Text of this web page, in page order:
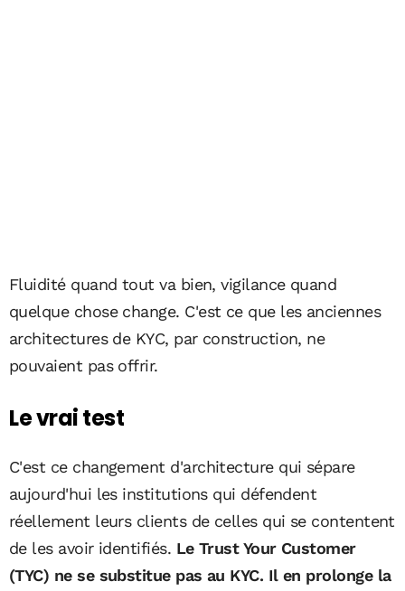
Fluidité quand tout va bien, vigilance quand
quelque chose change. C'est ce que les anciennes
architectures de KYC, par construction, ne
pouvaient pas offrir.
Le vrai test
C'est ce changement d'architecture qui sépare
aujourd'hui les institutions qui défendent
réellement leurs clients de celles qui se contentent
de les avoir identifiés. Le Trust Your Customer
(TYC) ne se substitue pas au KYC. Il en prolonge la